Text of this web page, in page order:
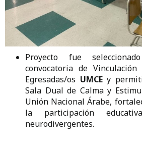
Proyecto fue
convocatoria de
Egresadas/os UMCEy
Sala Dual de Calma y
Unión Nacional Árabe,
la participación
neurodivergentes.